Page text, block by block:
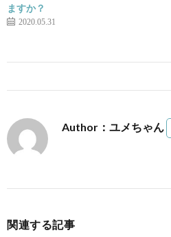
ますか？
2020.05.31
Author：ユメちゃん
関連する記事